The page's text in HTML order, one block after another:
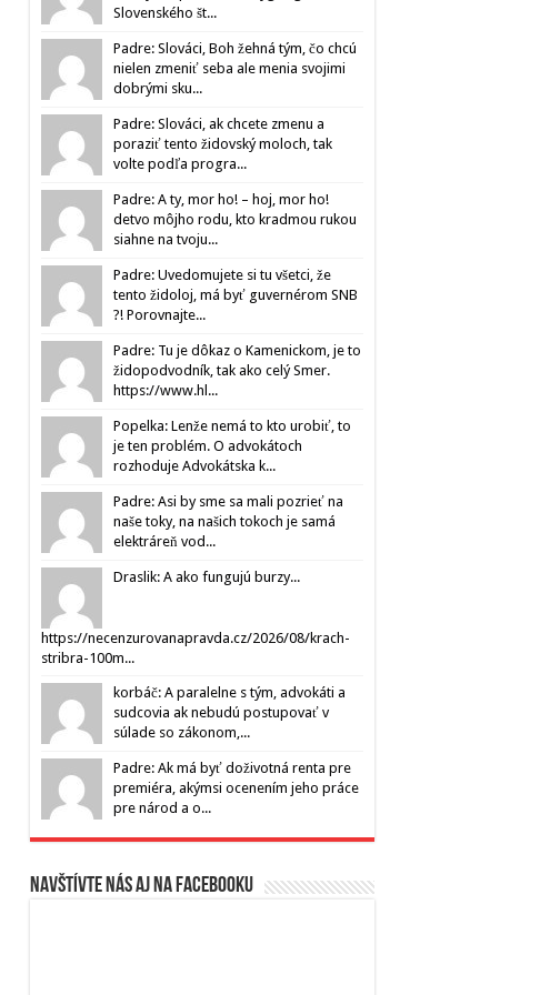
Slovenského št...
Padre: Slováci, Boh žehná tým, čo chcú
nielen zmeniť seba ale menia svojimi
dobrými sku...
Padre: Slováci, ak chcete zmenu a
poraziť tento židovský moloch, tak
volte podľa progra...
Padre: A ty, mor ho! – hoj, mor ho!
detvo môjho rodu, kto kradmou rukou
siahne na tvoju...
Padre: Uvedomujete si tu všetci, že
tento židoloj, má byť guvernérom SNB
?! Porovnajte...
Padre: Tu je dôkaz o Kamenickom, je to
židopodvodník, tak ako celý Smer.
https://www.hl...
Popelka: Lenže nemá to kto urobiť, to
je ten problém. O advokátoch
rozhoduje Advokátska k...
Padre: Asi by sme sa mali pozrieť na
naše toky, na našich tokoch je samá
elektráreň vod...
Draslik: A ako fungujú burzy...
https://necenzurovanapravda.cz/2026/08/krach-
stribra-100m...
korbáč: A paralelne s tým, advokáti a
sudcovia ak nebudú postupovať v
súlade so zákonom,...
Padre: Ak má byť doživotná renta pre
premiéra, akýmsi ocenením jeho práce
pre národ a o...
Navštívte nás aj na Facebooku